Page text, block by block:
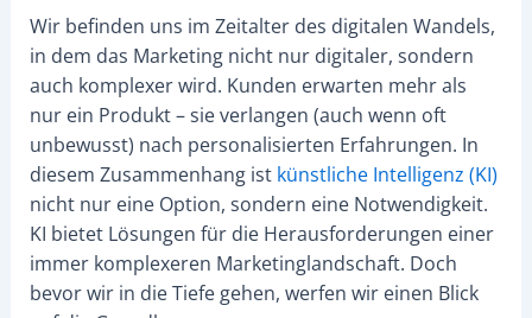
Wir befinden uns im Zeitalter des digitalen Wandels,
in dem das Marketing nicht nur digitaler, sondern
auch komplexer wird. Kunden erwarten mehr als
nur ein Produkt – sie verlangen (auch wenn oft
unbewusst) nach personalisierten Erfahrungen. In
diesem Zusammenhang ist künstliche Intelligenz (KI)
nicht nur eine Option, sondern eine Notwendigkeit.
KI bietet Lösungen für die Herausforderungen einer
immer komplexeren Marketinglandschaft. Doch
bevor wir in die Tiefe gehen, werfen wir einen Blick